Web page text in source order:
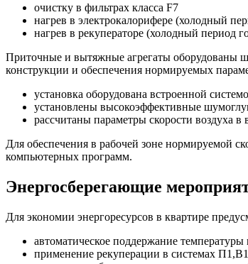
очистку в фильтрах класса F7
нагрев в электрокалорифере (холодный
нагрев в рекуператоре (холодный период
Приточные и вытяжные агрегаты оборудованы
конструкции и обеспечения нормируемых
установка оборудована встроенной
установлены высокоэффективные
рассчитаны параметры скорости воздуха в
Для обеспечения в рабочей зоне нормируемой
компьютерных программ.
Энергосберегающие
Для экономии энергоресурсов в квартире
автоматическое поддержание
применение рекуперации в системах